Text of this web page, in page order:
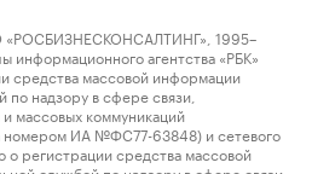
1995–
агентства «РБК»
средства массовой информации
надзору в сфере связи,
массовых коммуникаций
номером ИА №ФС77-63848) и сетевого
о регистрации средства массовой